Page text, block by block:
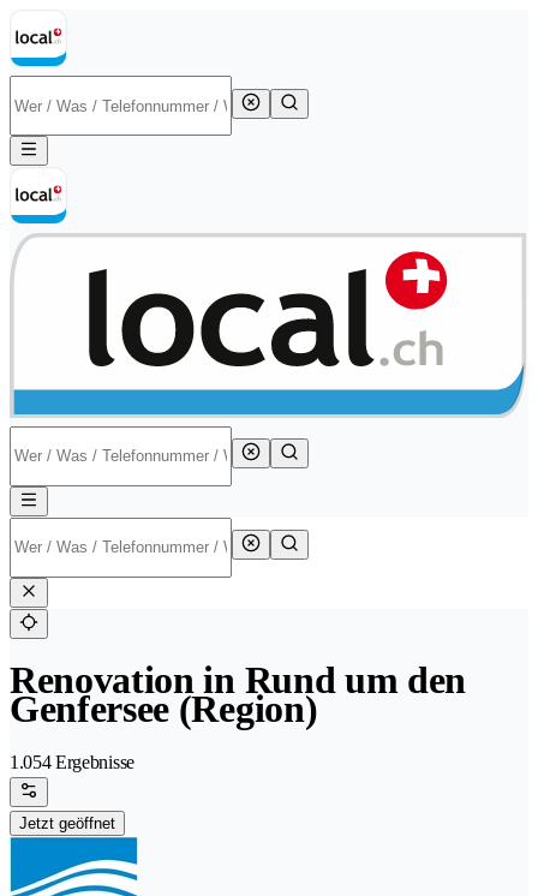
Renovation in Rund um den
Genfersee (Region)
1.054 Ergebnisse
Jetzt geöffnet